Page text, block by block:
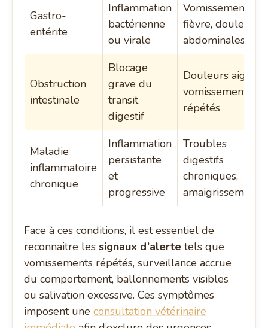
Gastro-
entérite
Inflammation
bactérienne
ou virale
Vomissements,
fièvre, douleurs
abdominales
Obstruction
intestinale
Blocage
grave du
transit
digestif
Douleurs aiguës,
vomissements
répétés
Maladie
inflammatoire
chronique
Inflammation
persistante
et
progressive
Troubles
digestifs
chroniques,
amaigrissement
Face à ces conditions, il est essentiel de
reconnaitre lessignaux d’alerte tels que
vomissements répétés, surveillance accrue
du comportement, ballonnements visibles
ou salivation excessive. Ces symptômes
imposent uneconsultation vétérinaire